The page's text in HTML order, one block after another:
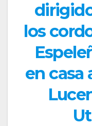
los
en casa